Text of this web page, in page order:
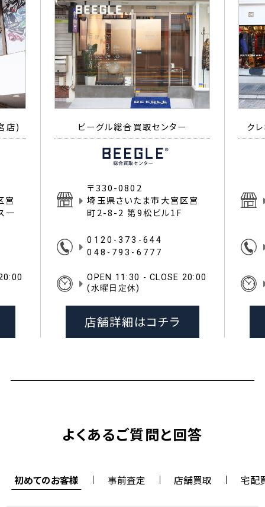
店)
宮
一
ビーグル総合買取センター
〒330-0802
埼玉県さいたま市大宮区宮
町2-8-2 第9松ビル1F
0120-373-644
048-793-6777
OPEN 11:30 - CLOSE 20:00
(水曜日定休)
店舗詳細はコチラ
ク
よくあるご質問と回答
初めてのお客様 事前査定 店舗買取 宅配